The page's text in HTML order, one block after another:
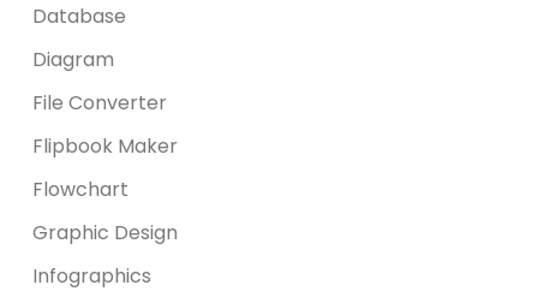
Database
Diagram
File Converter
Flipbook Maker
Flowchart
Graphic Design
Infographics